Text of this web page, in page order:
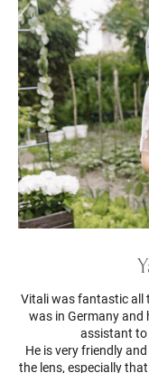
Vitali was fantastic all
was in Germany and
assistant to
He is very friendly
the lens, especially